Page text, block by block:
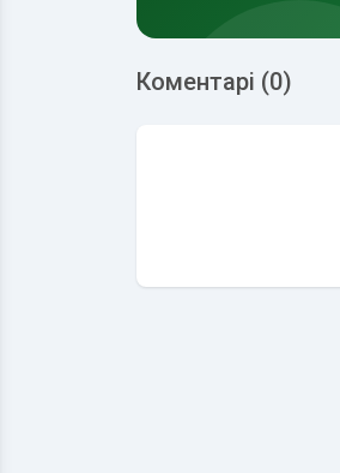
Коментарі (0)